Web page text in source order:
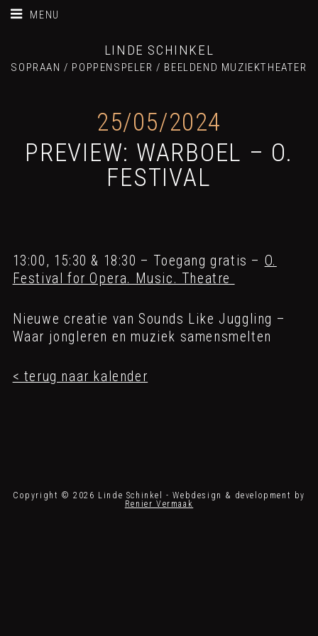
MENU
LINDE SCHINKEL
SOPRAAN / POPPENSPELER / BEELDEND MUZIEKTHEATER
25/05/2024
PREVIEW: WARBOEL – O.
FESTIVAL
13:00, 15:30 & 18:30 – Toegang gratis – O.
Festival for Opera. Music. Theatre
Nieuwe creatie van Sounds Like Juggling –
Waar jongleren en muziek samensmelten
< terug naar kalender
Copyright © 2026 Linde Schinkel - Webdesign & development by
Renier Vermaak